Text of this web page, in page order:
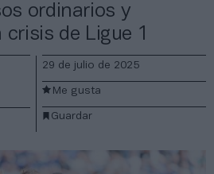
ordinarios y
de Ligue 1
29 de julio de 2025
Guardar
Me gusta